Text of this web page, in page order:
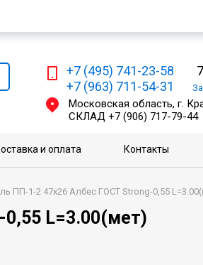
+7 (495) 741-23-58
+7 (963) 711-54-31
Московская область, г.
СКЛАД +7 (906) 717-79-44
и оплата Контакты
ПП-1-2 47х26 Албес ГОСТ Strong-0,55
L=3.00(мет)